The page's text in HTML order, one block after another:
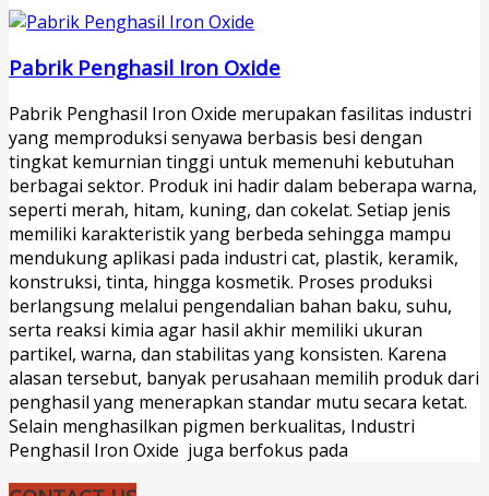
Pabrik Penghasil Iron Oxide
Pabrik Penghasil Iron Oxide merupakan fasilitas industri
yang memproduksi senyawa berbasis besi dengan
tingkat kemurnian tinggi untuk memenuhi kebutuhan
berbagai sektor. Produk ini hadir dalam beberapa warna,
seperti merah, hitam, kuning, dan cokelat. Setiap jenis
memiliki karakteristik yang berbeda sehingga mampu
mendukung aplikasi pada industri cat, plastik, keramik,
konstruksi, tinta, hingga kosmetik. Proses produksi
berlangsung melalui pengendalian bahan baku, suhu,
serta reaksi kimia agar hasil akhir memiliki ukuran
partikel, warna, dan stabilitas yang konsisten. Karena
alasan tersebut, banyak perusahaan memilih produk dari
penghasil yang menerapkan standar mutu secara ketat.
Selain menghasilkan pigmen berkualitas, Industri
Penghasil Iron Oxide juga berfokus pada